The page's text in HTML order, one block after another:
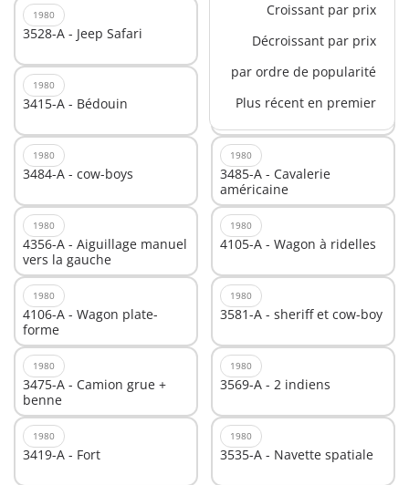
Croissant par prix
Décroissant par prix
par ordre de popularité
Plus récent en premier
1980
3528-A - Jeep Safari
3635-A - Sports d`hiver
1980
3415-A - Bédouin
3582-A - Soldats de la
1980
3484-A - cow-boys
1980
3485-A - Cavalerie
américaine
1980
4356-A - Aiguillage manuel
vers la gauche
1980
4105-A - Wagon à ridelles
1980
4106-A - Wagon plate-
forme
1980
3581-A - sheriff et cow-boy
1980
3475-A - Camion grue +
benne
1980
3569-A - 2 indiens
1980
3419-A - Fort
1980
3535-A - Navette spatiale